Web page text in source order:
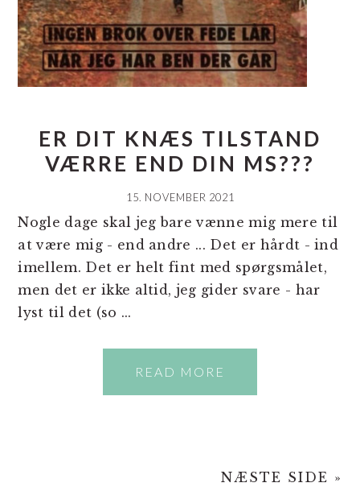
ER DIT KNÆS TILSTAND
VÆRRE END DIN MS???
15. NOVEMBER 2021
Nogle dage skal jeg bare vænne mig mere til
at være mig - end andre ... Det er hårdt - ind
imellem. Det er helt fint med spørgsmålet,
men det er ikke altid, jeg gider svare - har
lyst til det (so ...
READ MORE
NÆSTE SIDE »